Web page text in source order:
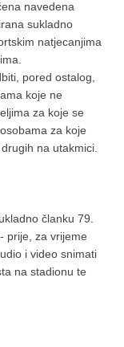
navedena
sukladno
natjecanjima
pored ostalog,
koje ne
za koje se
za koje
na utakmici.
članku 79.
prije, za vrijeme
i video snimati
na stadionu te